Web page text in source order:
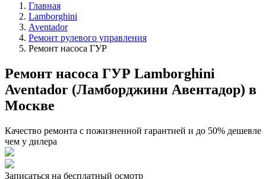
Главная
Lamborghini
Aventador
Ремонт рулевого управления
Ремонт насоса ГУР
Ремонт насоса ГУР Lamborghini
Aventador (Ламборджини Авентадор) в
Москве
Качество ремонта с пожизненной гарантией и до 50% дешевле
чем у дилера
Записаться на бесплатный осмотр